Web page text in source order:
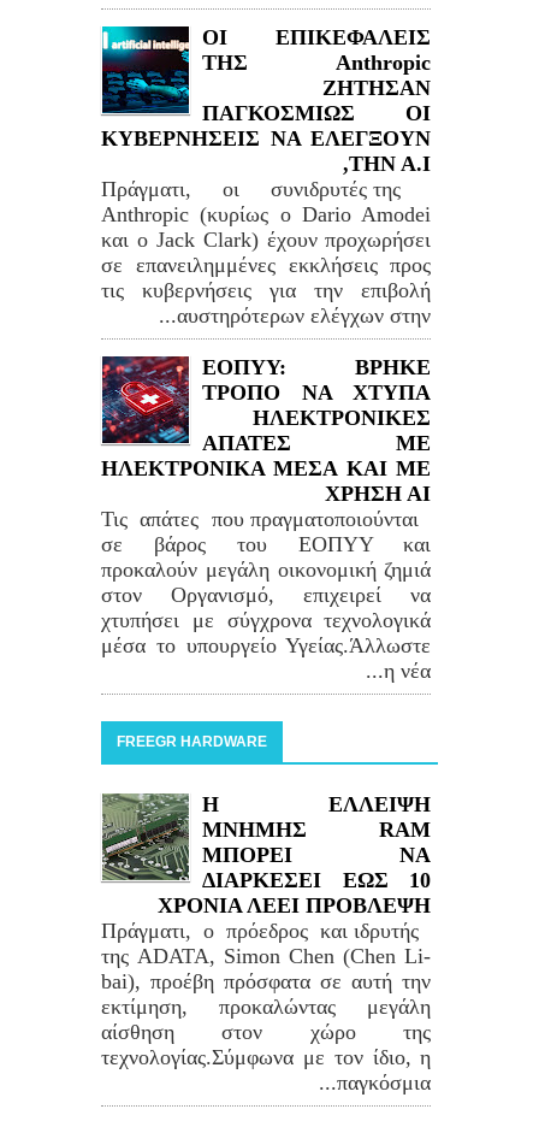
ΟΙ ΕΠΙΚΕΦΑΛΕΙΣ
ΤΗΣ Anthropic
ΖΗΤΗΣΑΝ
ΠΑΓΚΟΣΜΙΩΣ ΟΙ
ΚΥΒΕΡΝΗΣΕΙΣ ΝΑ ΕΛΕΓΞΟΥΝ
ΤΗΝ Α.Ι,
Πράγματι, οι συνιδρυτές της
Anthropic (κυρίως ο Dario Amodei
και ο Jack Clark) έχουν προχωρήσει
σε επανειλημμένες εκκλήσεις προς
τις κυβερνήσεις για την επιβολή
αυστηρότερων ελέγχων στην...
ΕΟΠΥΥ: ΒΡΗΚΕ
ΤΡΟΠΟ ΝΑ ΧΤΥΠΑ
ΗΛΕΚΤΡΟΝΙΚΕΣ
ΑΠΑΤΕΣ ΜΕ
ΗΛΕΚΤΡΟΝΙΚΑ ΜΕΣΑ ΚΑΙ ΜΕ
ΧΡΗΣΗ ΑΙ
Τις απάτες που πραγματοποιούνται
σε βάρος του ΕΟΠΥΥ και
προκαλούν μεγάλη οικονομική ζημιά
στον Οργανισμό, επιχειρεί να
χτυπήσει με σύγχρονα τεχνολογικά
μέσα το υπουργείο Υγείας.Άλλωστε
η νέα...
FREEGR HARDWARE
Η ΕΛΛΕΙΨΗ
ΜΝΗΜΗΣ RAM
ΜΠΟΡΕΙ ΝΑ
ΔΙΑΡΚΕΣΕΙ ΕΩΣ 10
ΧΡΟΝΙΑ ΛΕΕΙ ΠΡΟΒΛΕΨΗ
Πράγματι, ο πρόεδρος και ιδρυτής
της ADATA, Simon Chen (Chen Li-
bai), προέβη πρόσφατα σε αυτή την
εκτίμηση, προκαλώντας μεγάλη
αίσθηση στον χώρο της
τεχνολογίας.Σύμφωνα με τον ίδιο, η
παγκόσμια...